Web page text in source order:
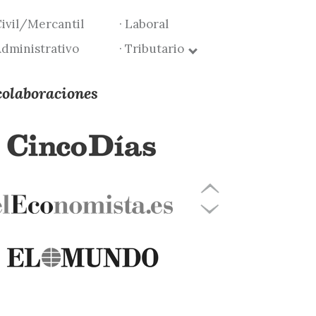
Mercantil
· Laboral
· Tributario